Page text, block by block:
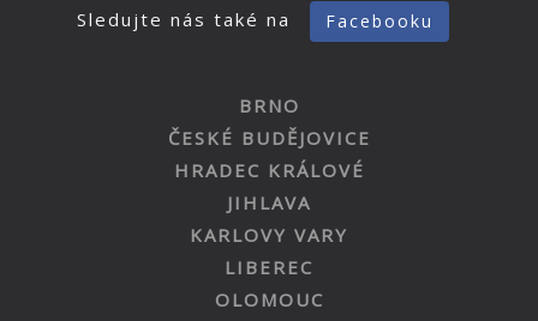
Sledujte nás také na Facebooku
BRNO
ČESKÉ BUDĚJOVICE
HRADEC KRÁLOVÉ
JIHLAVA
KARLOVY VARY
LIBEREC
OLOMOUC